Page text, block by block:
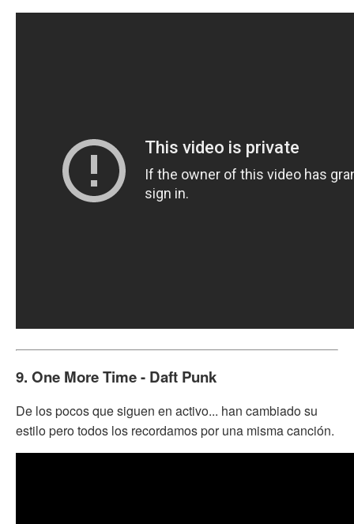
9. One More Time - Daft Punk
De los pocos que siguen en activo... han cambiado su
estilo pero todos los recordamos por una misma canción.